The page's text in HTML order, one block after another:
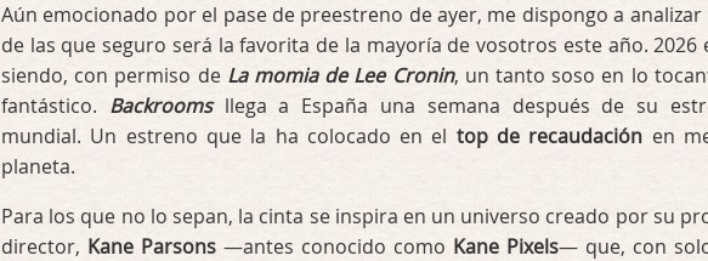
Aún emocionado por el pase de preestreno de ayer, me dispongo a analizar
de las que seguro será la favorita de la mayoría de vosotros este año. 2026
siendo, con permiso de La momia de Lee Cronin, un tanto soso en lo
fantástico. Backrooms llega a España una semana después de su
mundial. Un estreno que la ha colocado en el top de recaudación en
planeta.
Para los que no lo sepan, la cinta se inspira en un universo creado por su
director, Kane Parsons —antes conocido como Kane Pixels— que, con